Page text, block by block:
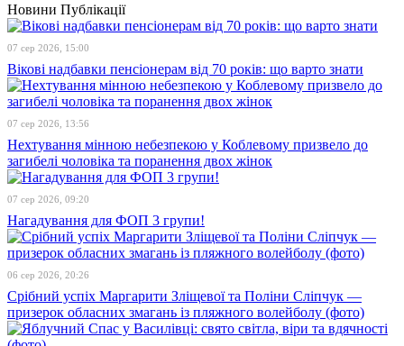
Новини Публікації
07 сер 2026, 15:00
Вікові надбавки пенсіонерам від 70 років: що варто знати
07 сер 2026, 13:56
Нехтування мінною небезпекою у Коблевому призвело до
загибелі чоловіка та поранення двох жінок
07 сер 2026, 09:20
Нагадування для ФОП 3 групи!
06 сер 2026, 20:26
Срібний успіх Маргарити Зліщевої та Поліни Сліпчук —
призерок обласних змагань із пляжного волейболу (фото)